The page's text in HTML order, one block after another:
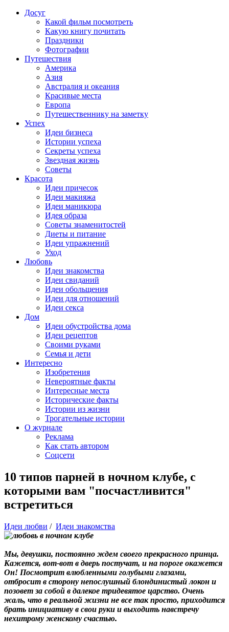
Досуг
Какой фильм посмотреть
Какую книгу почитать
Праздники
Фотографии
Путешествия
Америка
Азия
Австралия и океания
Красивые места
Европа
Путешественнику на заметку
Успех
Идеи бизнеса
Истории успеха
Секреты успеха
Звездная жизнь
Советы
Красота
Идеи причесок
Идеи макияжа
Идеи маникюра
Идея образа
Советы знаменитостей
Диеты и питание
Идеи упражнений
Уход
Любовь
Идеи знакомства
Идеи свиданий
Идеи обольщения
Идеи для отношений
Идеи секса
Дом
Идеи обустройства дома
Идеи рецептов
Своими руками
Семья и дети
Интересно
Изобретения
Невероятные факты
Интересные места
Исторические факты
Истории из жизни
Трогательные истории
О журнале
Реклама
Как стать автором
Соцсети
10 типов парней в ночном клубе, с
которыми вам "посчастливится"
встретиться
Идеи любви / Идеи знакомства
Мы, девушки, постоянно ждем своего прекрасного принца.
Кажется, вот-вот в дверь постучат, и на пороге окажется
Он! Посмотрит влюбленными голубыми глазами,
отбросит в сторону непослушный блондинистый локон и
позовет за собой в далекое тридевятое царство. Очень
жаль, что в реальной жизни не все так просто, приходится
брать инициативу в свои руки и выходить навстречу
нехитрому женскому счастью.